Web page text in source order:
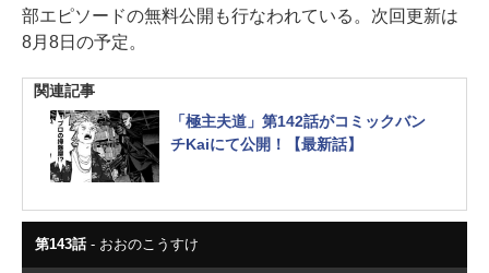
部エピソードの無料公開も行なわれている。次回更新は
8月8日の予定。
関連記事
「極主夫道」第142話がコミックバン
チKaiにて公開！【最新話】